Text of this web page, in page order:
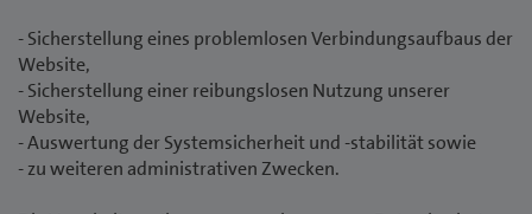
- Sicherstellung eines problemlosen Verbindungsaufbaus der
Website,
- Sicherstellung einer reibungslosen Nutzung unserer
Website,
- Auswertung der Systemsicherheit und -stabilität sowie
- zu weiteren administrativen Zwecken.